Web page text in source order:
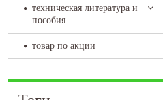
техническая литература и
пособия
товар по акции